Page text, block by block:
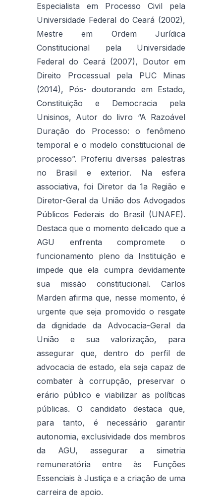
Especialista em Processo Civil pela
Universidade Federal do Ceará (2002),
Mestre em Ordem Jurídica
Constitucional pela Universidade
Federal do Ceará (2007), Doutor em
Direito Processual pela PUC Minas
(2014), Pós- doutorando em Estado,
Constituição e Democracia pela
Unisinos, Autor do livro “A Razoável
Duração do Processo: o fenômeno
temporal e o modelo constitucional de
processo”. Proferiu diversas palestras
no Brasil e exterior. Na esfera
associativa, foi Diretor da 1a Região e
Diretor-Geral da União dos Advogados
Públicos Federais do Brasil (UNAFE).
Destaca que o momento delicado que a
AGU enfrenta compromete o
funcionamento pleno da Instituição e
impede que ela cumpra devidamente
sua missão constitucional. Carlos
Marden afirma que, nesse momento, é
urgente que seja promovido o resgate
da dignidade da Advocacia-Geral da
União e sua valorização, para
assegurar que, dentro do perfil de
advocacia de estado, ela seja capaz de
combater à corrupção, preservar o
erário público e viabilizar as políticas
públicas. O candidato destaca que,
para tanto, é necessário garantir
autonomia, exclusividade dos membros
da AGU, assegurar a simetria
remuneratória entre às Funções
Essenciais à Justiça e a criação de uma
carreira de apoio.